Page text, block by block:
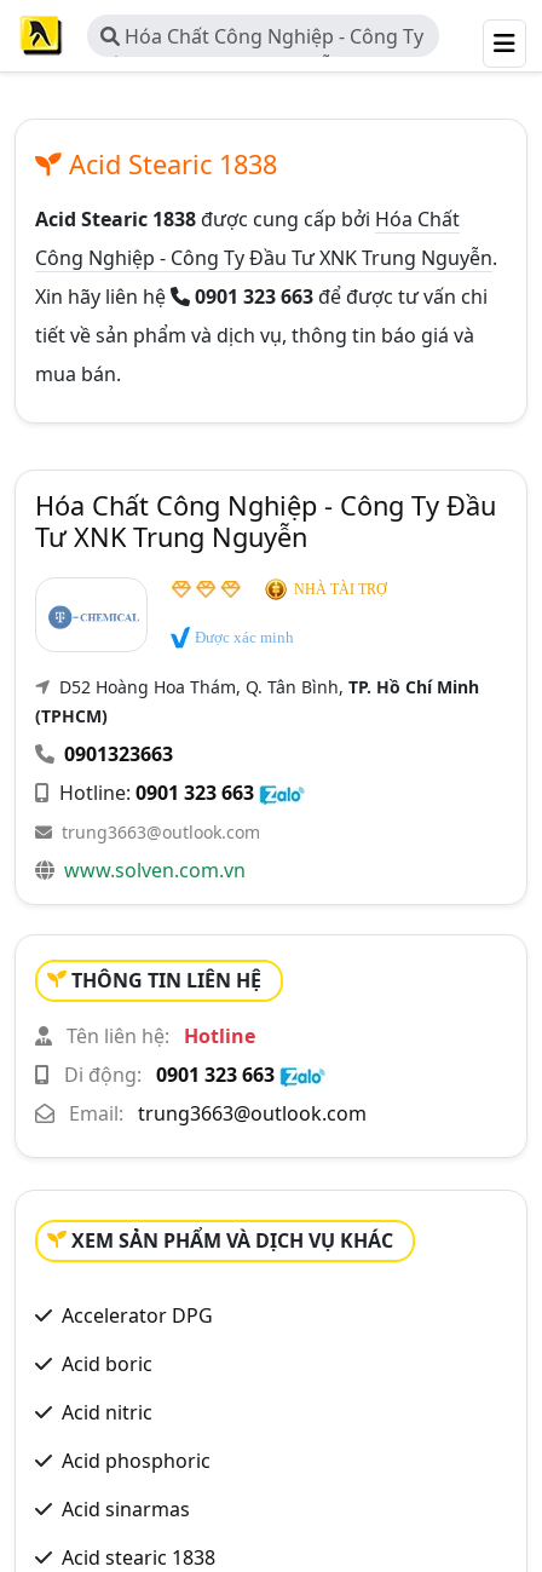
Hóa Chất Công Nghiệp - Công Ty
Đầu Tư XNK Trung Nguyễn
Acid Stearic 1838
Acid Stearic 1838được cung cấp bởi Hóa Chất
Công Nghiệp - Công Ty Đầu Tư XNK Trung Nguyễn.
Xin hãy liên hệ
0901 323 663để được tư vấn chi
tiết về sản phẩm và dịch vụ, thông tin báo giá và
mua bán.
Hóa Chất Công Nghiệp - Công Ty Đầu
Tư XNK Trung Nguyễn
NHÀ TÀI TRỢ
Được xác minh
D52 Hoàng Hoa Thám, Q. Tân Bình, TP. Hồ Chí Minh
(TPHCM)
0901323663
Hotline: 0901 323 663
trung3663@outlook.com
www.solven.com.vn
THÔNG TIN LIÊN HỆ
Tên liên hệ:
Hotline
Di động: 0901 323 663
Email: trung3663@outlook.com
XEM SẢN PHẨM VÀ DỊCH VỤ KHÁC
Accelerator DPG
Acid boric
Acid nitric
Acid phosphoric
Acid sinarmas
Acid stearic 1838